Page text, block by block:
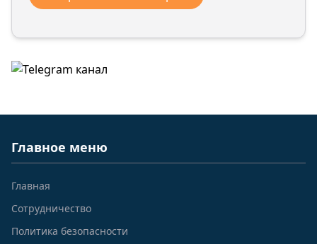
Главное меню
Главная
Сотрудничество
Политика безопасности